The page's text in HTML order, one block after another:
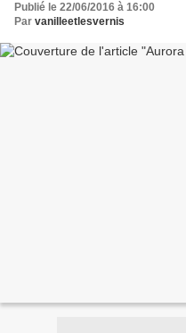
Publié le 22/06/2016 à 16:00
Par vanilleetlesvernis